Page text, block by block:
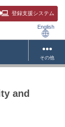
登録支援システム
English
その他
and